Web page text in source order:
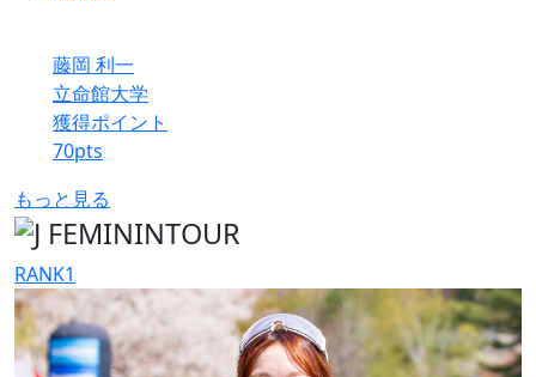
藤岡 利一
立命館大学
獲得ポイント
70pts
もっと見る
RANK1